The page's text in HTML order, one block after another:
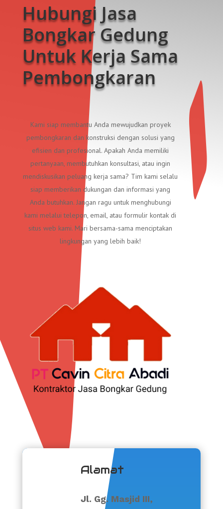
Hubungi Jasa
Bongkar Gedung
Untuk Kerja Sama
Pembongkaran
Kami siap membantu Anda mewujudkan proyek
pembongkaran dan konstruksi dengan solusi yang
efisien dan profesional. Apakah Anda memiliki
pertanyaan, membutuhkan konsultasi, atau ingin
mendiskusikan peluang kerja sama? Tim kami selalu
siap memberikan dukungan dan informasi yang
Anda butuhkan. Jangan ragu untuk menghubungi
kami melalui telepon, email, atau formulir kontak di
situs web kami. Mari bersama-sama menciptakan
lingkungan yang lebih baik!
Alamat
Jl. Gg. Masjid III,